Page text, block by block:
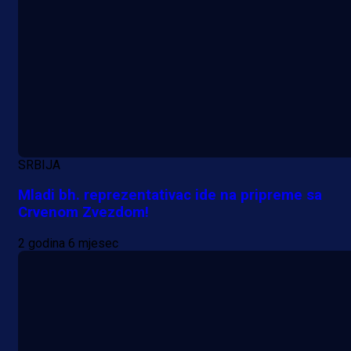
SRBIJA
Mladi bh. reprezentativac ide na pripreme sa
Crvenom Zvezdom!
2 godina 6 mjesec